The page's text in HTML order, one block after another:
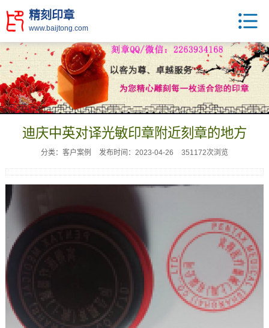
精刻印章
www.baijtong.com
迪庆中英对译光敏印章附近刻章的地方
分类：客户案例 发布时间：2023-04-26 351172次浏览